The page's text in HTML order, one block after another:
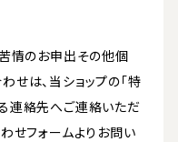
情のお申出その他個
せは、当ショップの「特
連絡先へご連絡いただ
せフォームよりお問い